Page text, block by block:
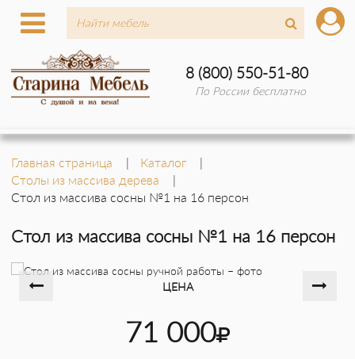
8 (800) 550-51-80
По России бесплатно
Главная страница
Каталог
Столы из массива дерева
Стол из массива сосны №1 на 16 персон
Стол из массива сосны №1 на 16 персон
ЦЕНА
71 000